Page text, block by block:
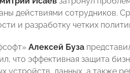
действиями сотрудников.
и разработку четких
Алексей Буза
что эффективная защита